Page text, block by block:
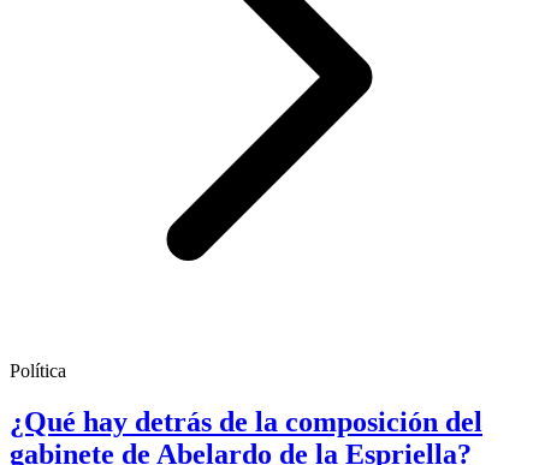
Política
¿Qué hay detrás de la composición del
gabinete de Abelardo de la Espriella?